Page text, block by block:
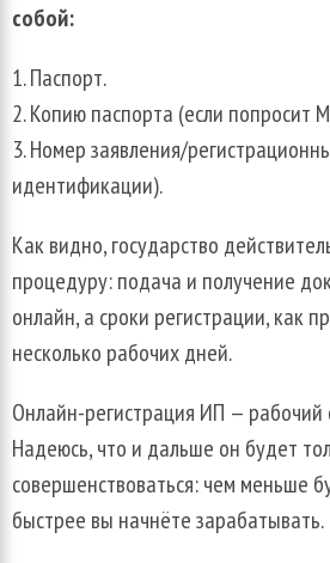
собой:
Паспорт.
Копию паспорта (если
Номер заявления/
идентификации).
Как видно, государство
процедуру: подача и получение
онлайн, а сроки регистрации, как
несколько рабочих дней.
Онлайн-регистрация ИП —
Надеюсь, что и дальше он будет
совершенствоваться: чем меньше
быстрее вы начнёте зарабатывать.